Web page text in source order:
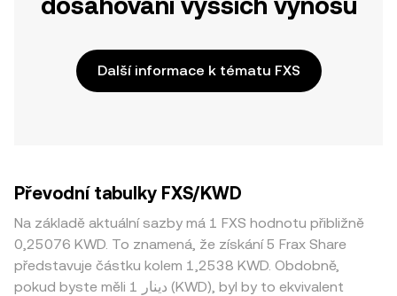
Další informace k tématu FXS
Převodní tabulky FXS/KWD
Na základě aktuální sazby má 1 FXS hodnotu přibližně
0,25076 KWD. To znamená, že získání 5 Frax Share
představuje částku kolem 1,2538 KWD. Obdobně,
pokud byste měli 1 دينار (KWD), byl by to ekvivalent